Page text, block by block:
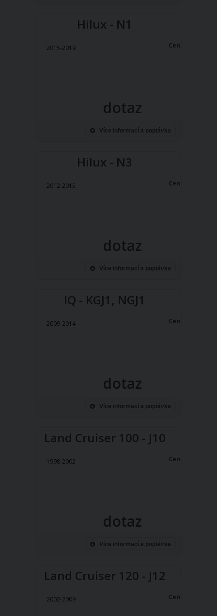
Hilux - N1
2015-2019 Cena:
dotaz
Více informací a poptávka
Hilux - N3
2012-2015 Cena:
dotaz
Více informací a poptávka
IQ - KGJ1, NGJ1
2009-2014 Cena:
dotaz
Více informací a poptávka
Land Cruiser 100 - J10
1998-2002 Cena:
dotaz
Více informací a poptávka
Land Cruiser 120 - J12
2002-2009 Cena: